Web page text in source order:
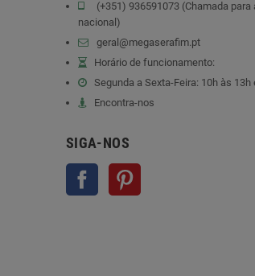
(+351) 936591073 (Chamada para
nacional)
geral@megaserafim.pt
Horário de funcionamento:
Segunda a Sexta-Feira: 10h às 13h
Encontra-nos
SIGA-NOS
Facebook